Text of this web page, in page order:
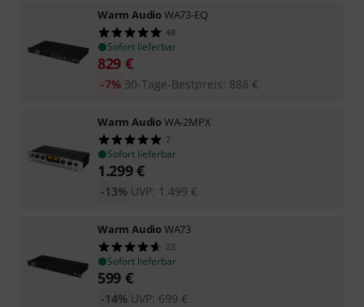
Warm AudioWA73-EQ
48
Sofort lieferbar
829 €
30-Tage-Bestpreis: 888 €
-7%
Warm AudioWA-2MPX
7
Sofort lieferbar
1.299€
UVP: 1.499 €
-13%
Warm AudioWA73
23
Sofort lieferbar
599 €
UVP: 699 €
-14%